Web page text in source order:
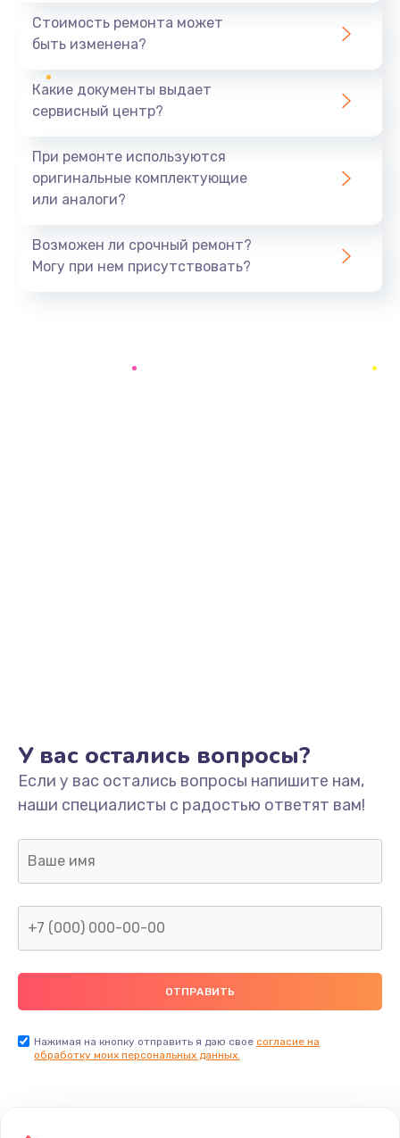
490 руб.
Замена вебкамеры
Ремонт петель крышки
Заказать
Замена оперативной памяти
690 руб.
Заказать
Замена процессора
1395 руб.
Заказать
Стоимость ремонта может
быть изменена?
Какие документы выдает
сервисный центр?
При ремонте используются
оригинальные комплектующие
или аналоги?
Возможен ли срочный ремонт?
Могу при нем присутствовать?
У вас остались вопросы?
Если у вас остались вопросы напишите нам,
наши специалисты с радостью ответят вам!
Нажимая на кнопку отправить я даю свое согласие на
обработку моих персональных данных.